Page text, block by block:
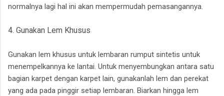
normalnya lagi hal ini akan mempermudah pemasangannya.
4. Gunakan Lem Khusus
Gunakan lem khusus untuk lembaran rumput sintetis untuk
menempelkannya ke lantai. Untuk menyembungkan antara satu
bagian karpet dengan karpet lain, gunakanlah lem dan perekat
yang ada pada pinggir setiap lembaran. Biarkan hingga lem